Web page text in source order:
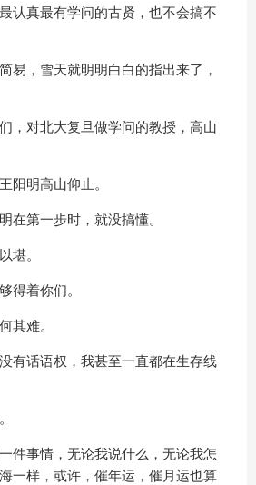
认真最有学问的古贤，也不会搞不
易，雪天就明明白白的指出来了，
，对北大复旦做学问的教授，高山
阳明高山仰止。
在第一步时，就没搞懂。
堪。
得着你们。
其难。
有话语权，我甚至一直都在生存线
件事情，无论我说什么，无论我怎
一样，或许，催年运，催月运也算